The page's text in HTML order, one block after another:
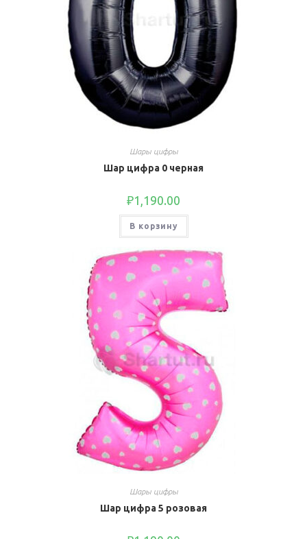
Шары цифры
Шар цифра 0 черная
₽1,190.00
В корзину
Шары цифры
Шар цифра 5 розовая